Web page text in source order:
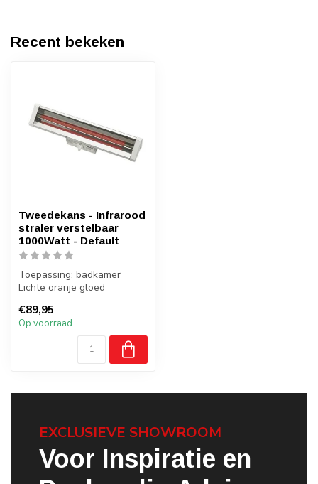
Recent bekeken
Tweedekans - Infrarood
straler verstelbaar
1000Watt - Default
Toepassing: badkamer
Lichte oranje gloed
gemeten bij 18+ g...
€89,95
Op voorraad
EXCLUSIEVE SHOWROOM
Voor Inspiratie en